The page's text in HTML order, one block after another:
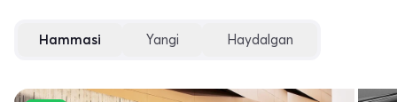
Hammasi Yangi Haydalgan